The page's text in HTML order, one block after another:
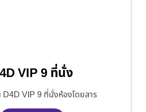
VIP 9 ที่นั่ง
D4D VIP 9 ที่นั่งห้องโดยสาร